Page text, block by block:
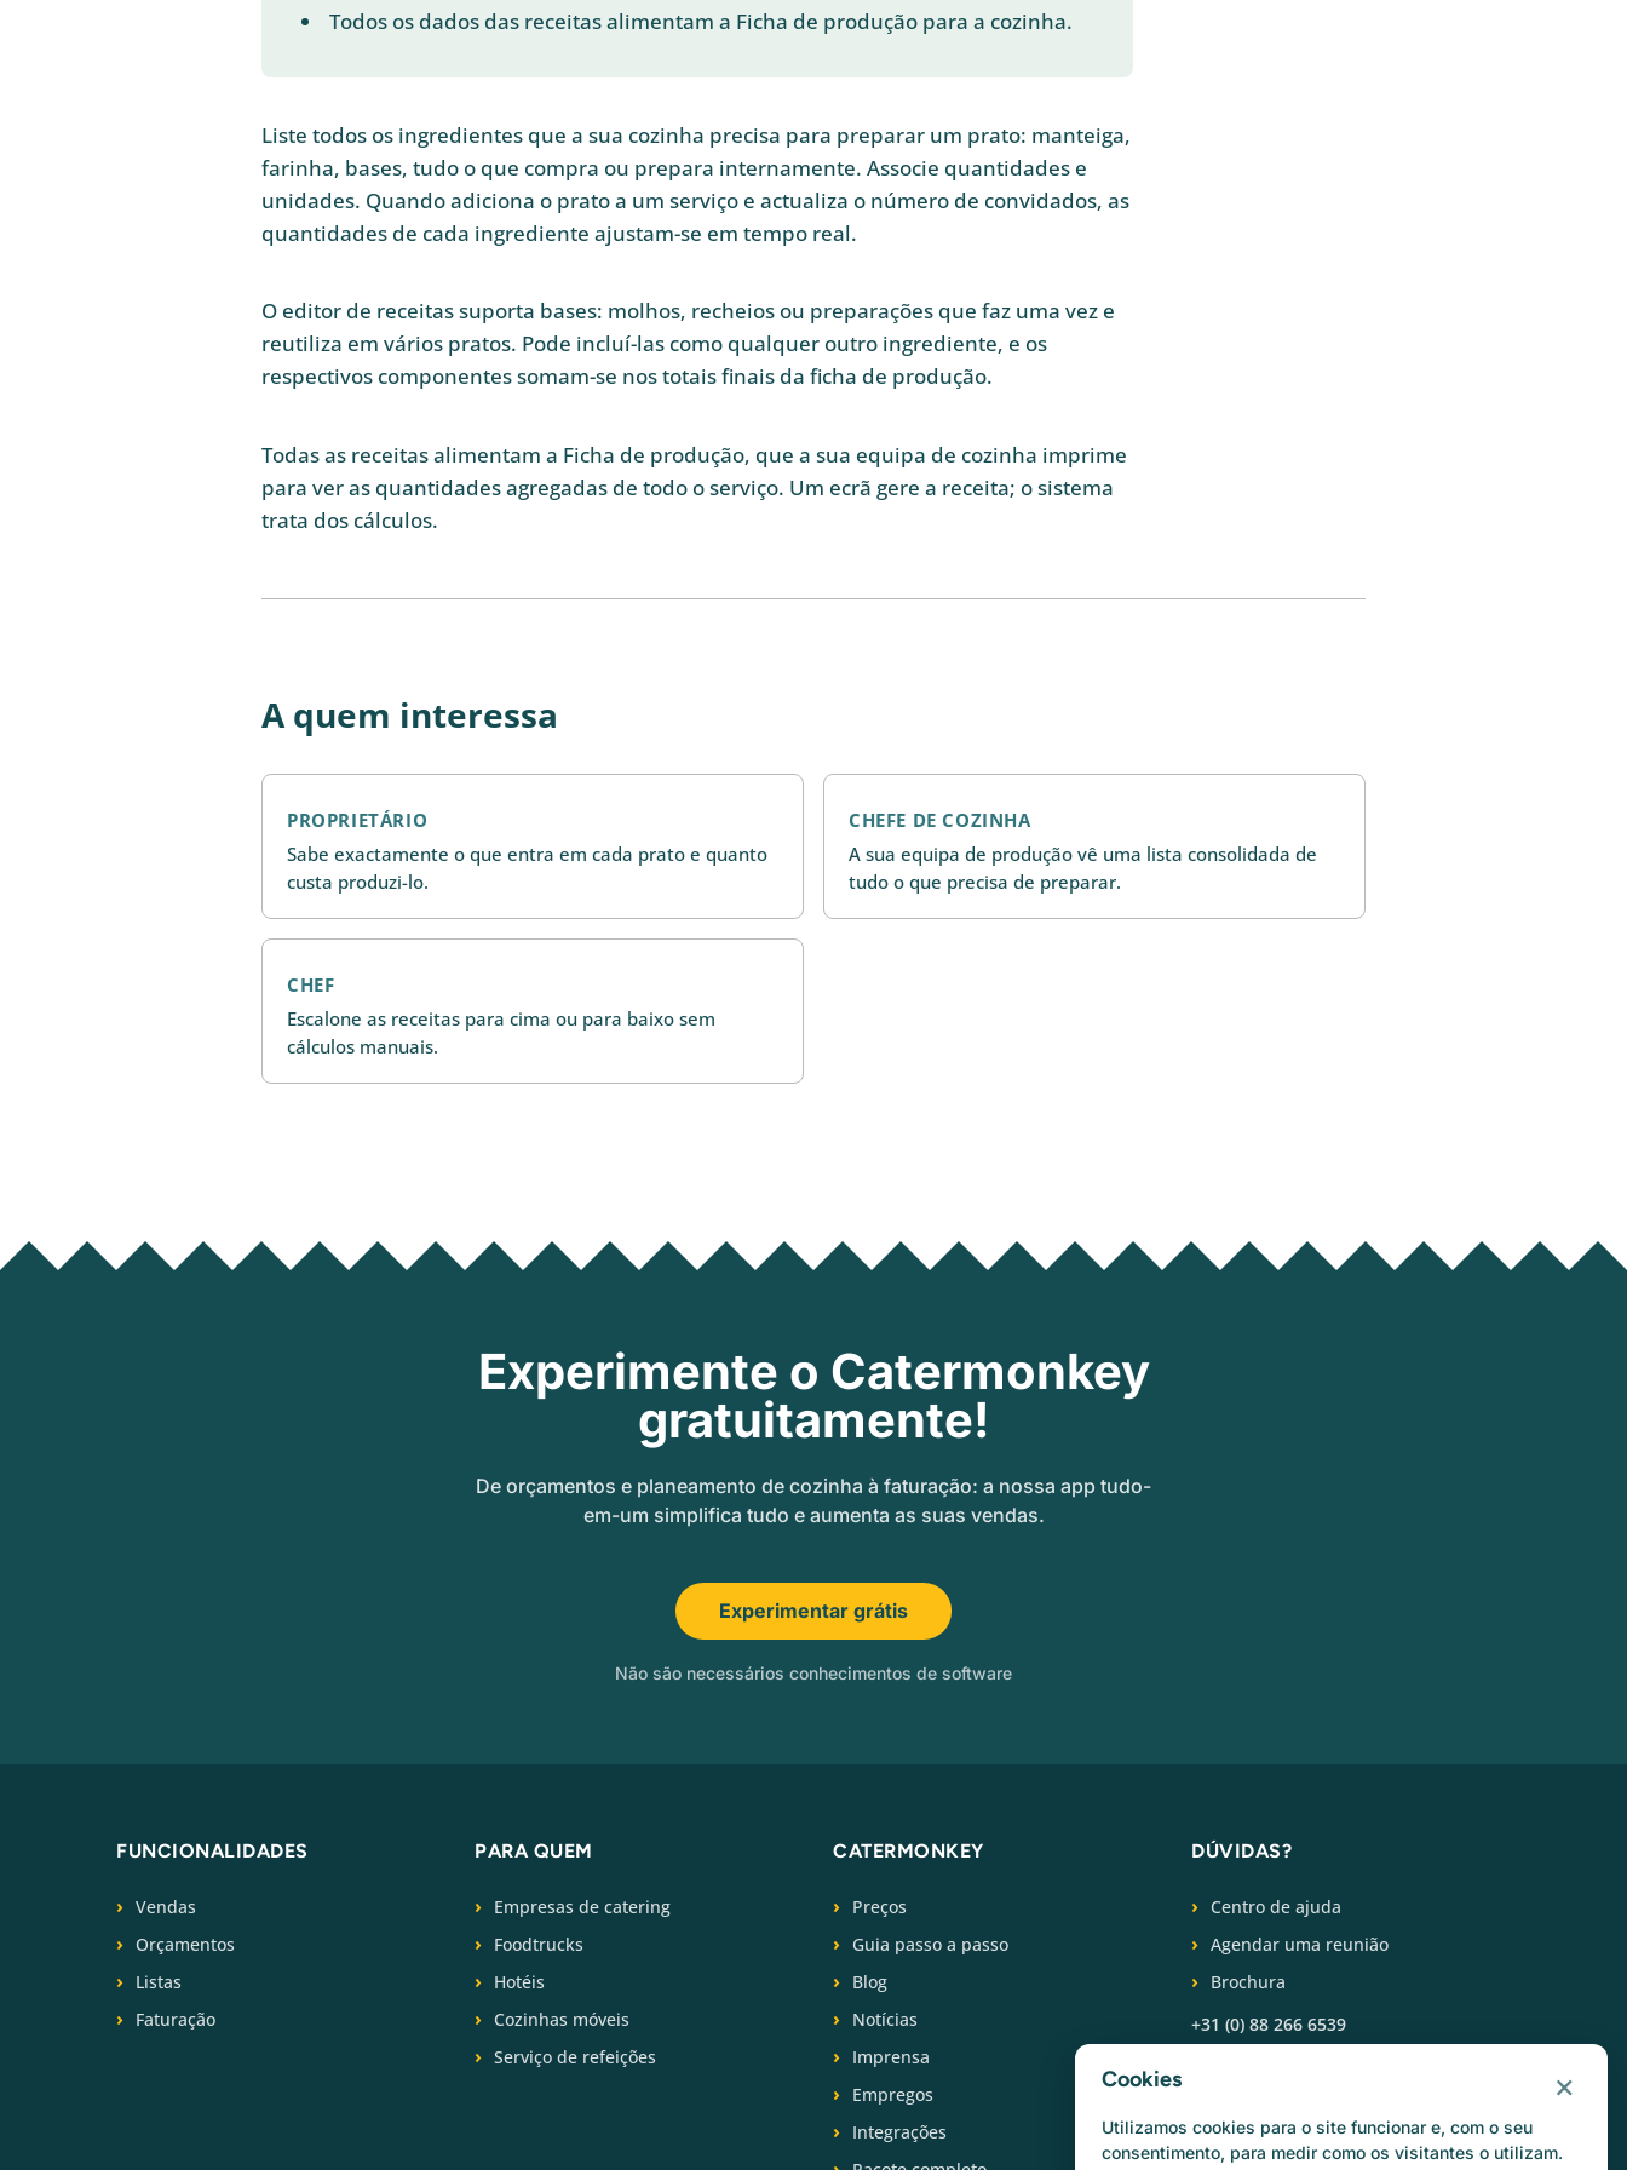
Todos os dados das receitas alimentam a Ficha de produção para a cozinha.
Liste todos os ingredientes que a sua cozinha precisa para preparar um prato: manteiga,
farinha, bases, tudo o que compra ou prepara internamente. Associe quantidades e
unidades. Quando adiciona o prato a um serviço e actualiza o número de convidados, as
quantidades de cada ingrediente ajustam-se em tempo real.
O editor de receitas suporta bases: molhos, recheios ou preparações que faz uma vez e
reutiliza em vários pratos. Pode incluí-las como qualquer outro ingrediente, e os
respectivos componentes somam-se nos totais finais da ficha de produção.
Todas as receitas alimentam a Ficha de produção, que a sua equipa de cozinha imprime
para ver as quantidades agregadas de todo o serviço. Um ecrã gere a receita; o sistema
trata dos cálculos.
A quem interessa
PROPRIETÁRIO
Sabe exactamente o que entra em cada prato e quanto
custa produzi-lo.
CHEFE DE COZINHA
A sua equipa de produção vê uma lista consolidada de
tudo o que precisa de preparar.
CHEF
Escalone as receitas para cima ou para baixo sem
cálculos manuais.
Experimente o Catermonkey
gratuitamente!
De orçamentos e planeamento de cozinha à faturação: a nossa app tudo-
em-um simplifica tudo e aumenta as suas vendas.
Experimentar grátis
Não são necessários conhecimentos de software
FUNCIONALIDADES
Vendas
Orçamentos
Listas
Faturação
PARA QUEM
Empresas de catering
Foodtrucks
Hotéis
Cozinhas móveis
Serviço de refeições
CATERMONKEY
Preços
Guia passo a passo
Blog
Notícias
Imprensa
Empregos
Integrações
DÚVIDAS?
Centro de ajuda
Agendar uma reunião
Brochura
+31 (0) 88 266 6539
Cookies ×
Utilizamos cookies para o site funcionar e, com o seu
consentimento, para medir como os visitantes o utilizam.